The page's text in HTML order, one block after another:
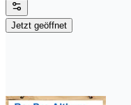
Jetzt geöffnet